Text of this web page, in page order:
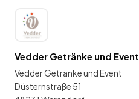
Vedder Getränke und Event
Vedder Getränke und Event
Düsternstraße 51